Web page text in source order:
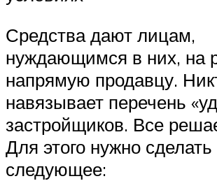
Средства дают лицам,
нуждающимся в них, на
напрямую продавцу.
навязывает перечень
застройщиков. Все
Для этого нужно сделать
следующее: